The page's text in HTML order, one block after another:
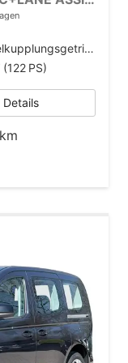
Doppelkupplungsgetriebe (DSG)
PS)
Details